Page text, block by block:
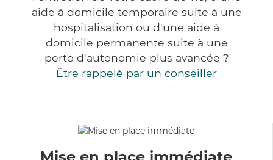
aide à domicile temporaire suite à une
hospitalisation ou d'une aide à
domicile permanente suite à une
perte d'autonomie plus avancée ?
Être rappelé par un conseiller
Mise en place immédiate